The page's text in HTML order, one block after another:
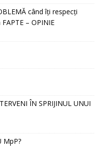
când îți respecți
FAPTE – OPINIE
ÎN SPRIJINUL UNUI
MpP?